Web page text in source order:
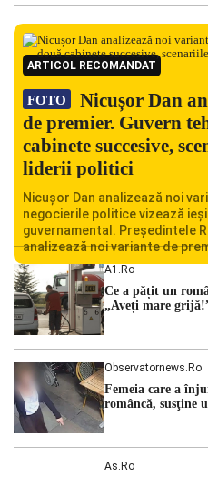
ARTICOL RECOMANDAT
FOTO
Nicușor Dan
de premier. Guvern
cabinete succesive,
liderii politici
Nicușor Dan analizează noi
negocierile politice vizează
guvernamental. Președintele
analizează noi variante de
liderii politici. Ciprian Ciucu
guvern tehnocrat și despre
succesive. Nicușor Dan
România traversează […]
A1.ro
Ce a pățit un
„Aveți mare
Observatornews.ro
Femeia care a
româncă, susţine
As.ro